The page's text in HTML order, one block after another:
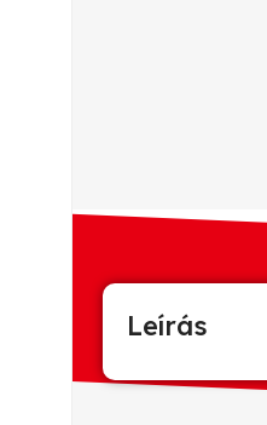
Leírás